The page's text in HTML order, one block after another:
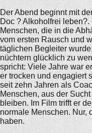
Der Abend beginnt mit
Doc ? Alkoholfrei
Menschen, die in die
vom ersten Rausch und
täglichen Begleiter
nüchtern glücklich zu
spricht: Viele Jahre war
er trocken und engagiert
seit zehn Jahren als
Menschen, aus der
bleiben. Im Film trifft er
normale Menschen. Nur,
haben.